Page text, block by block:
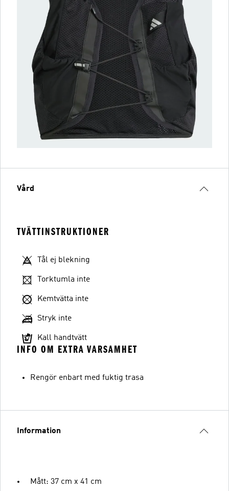
Vård
TVÄTTINSTRUKTIONER
Tål ej blekning
Torktumla inte
Kemtvätta inte
Stryk inte
Kall handtvätt
INFO OM EXTRA VARSAMHET
Rengör enbart med fuktig trasa
Information
Mått: 37 cm x 41 cm